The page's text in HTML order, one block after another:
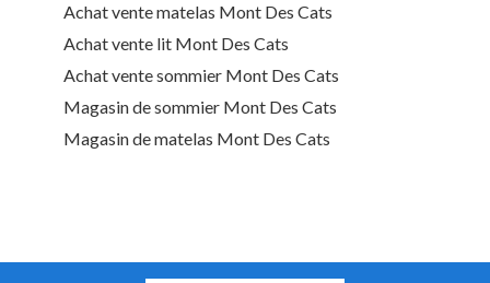
Achat vente matelas Mont Des Cats
Achat vente lit Mont Des Cats
Achat vente sommier Mont Des Cats
Magasin de sommier Mont Des Cats
Magasin de matelas Mont Des Cats